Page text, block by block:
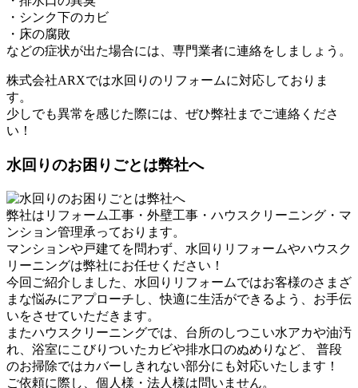
・シンク下のカビ
・床の腐敗
などの症状が出た場合には、専門業者に連絡をしましょう。
株式会社ARXでは水回りのリフォームに対応しておりま
す。
少しでも異常を感じた際には、ぜひ弊社までご連絡くださ
い！
水回りのお困りごとは弊社へ
弊社はリフォーム工事・外壁工事・ハウスクリーニング・マ
ンション管理承っております。
マンションや戸建てを問わず、水回りリフォームやハウスク
リーニングは弊社にお任せください！
今回ご紹介しました、水回りリフォームではお客様のさまざ
まな悩みにアプローチし、快適に生活ができるよう、お手伝
いをさせていただきます。
またハウスクリーニングでは、台所のしつこい水アカや油汚
れ、浴室にこびりついたカビや排水口のぬめりなど、 普段
のお掃除ではカバーしきれない部分にも対応いたします！
ご依頼に際し、個人様・法人様は問いません。